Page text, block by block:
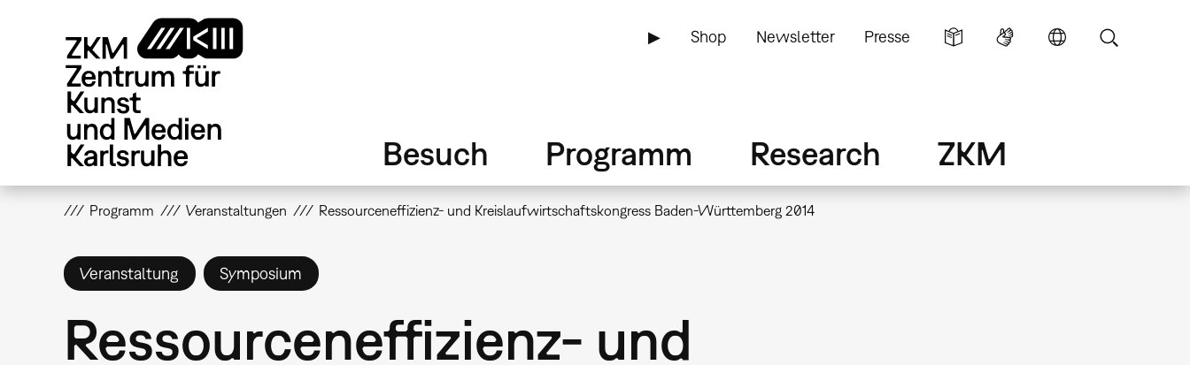
▶ Shop Newsletter Presse
Besuch Programm Research ZKM
Programm Veranstaltungen Ressourceneffizienz- und Kreislaufwirtschaftskongress Baden-Württemberg 2014
Veranstaltung Symposium
Ressourceneffizienz- und